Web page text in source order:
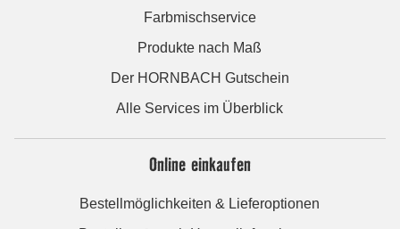
Farbmischservice
Produkte nach Maß
Der HORNBACH Gutschein
Alle Services im Überblick
Online einkaufen
Bestellmöglichkeiten & Lieferoptionen